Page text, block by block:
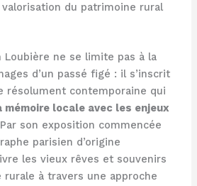
du patrimoine rural
Loubière ne se limite pas à la
d’un passé figé : il s’inscrit
résolument contemporaine qui
mémoire locale avec les enjeux
son exposition commencée
parisien d’origine
les vieux rêves et souvenirs
rurale à travers une approche